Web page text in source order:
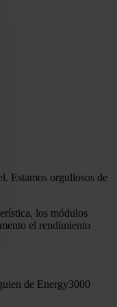
Estamos orgullosos de
los módulos
el rendimiento
de Energy3000